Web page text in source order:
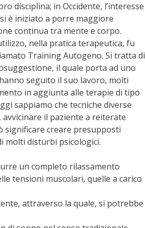
disciplina; in Occidente, l’interesse
è iniziato a porre maggiore
continua tra mente e corpo.
nella pratica terapeutica, fu
Training Autogeno. Si tratta di
il quale porta ad uno
seguito il suo lavoro, molti
in aggiunta alle terapie di tipo
sappiamo che tecniche diverse
il paziente a reiterate
creare presupposti
molti disturbi psicologici.
un completo rilassamento
tensioni muscolari, quelle a carico
attraverso la quale, si potrebbe